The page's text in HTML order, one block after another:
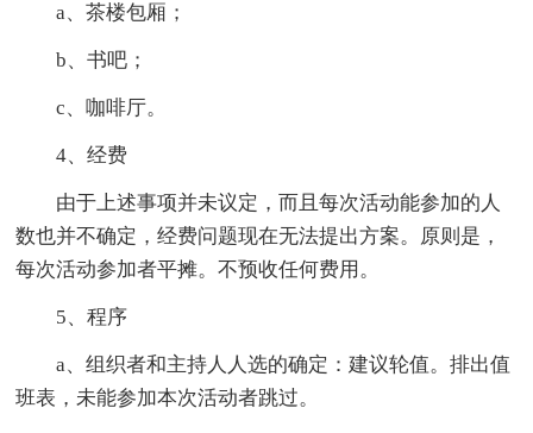
a、茶楼包厢；
b、书吧；
c、咖啡厅。
4、经费
由于上述事项并未议定，而且每次活动能参加的人
数也并不确定，经费问题现在无法提出方案。原则是，
每次活动参加者平摊。不预收任何费用。
5、程序
a、组织者和主持人人选的确定：建议轮值。排出值
班表，未能参加本次活动者跳过。